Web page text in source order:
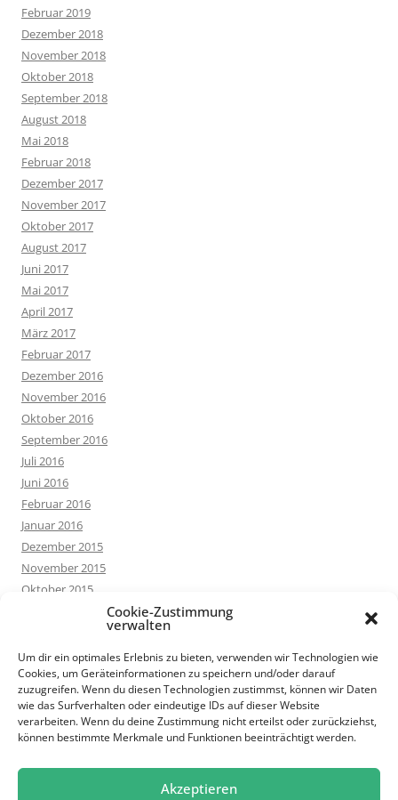
Cookie-Zustimmung
verwalten
Um dir ein optimales Erlebnis zu bieten, verwenden wir Technologien wie
Cookies, um Geräteinformationen zu speichern und/oder darauf
zuzugreifen. Wenn du diesen Technologien zustimmst, können wir Daten
wie das Surfverhalten oder eindeutige IDs auf dieser Website
verarbeiten. Wenn du deine Zustimmung nicht erteilst oder zurückziehst,
können bestimmte Merkmale und Funktionen beeinträchtigt werden.
Akzeptieren
Februar 2019
Dezember 2018
November 2018
Oktober 2018
September 2018
August 2018
Mai 2018
Februar 2018
Dezember 2017
November 2017
Oktober 2017
August 2017
Juni 2017
Mai 2017
April 2017
März 2017
Februar 2017
Dezember 2016
November 2016
Oktober 2016
September 2016
Juli 2016
Juni 2016
Februar 2016
Januar 2016
Dezember 2015
November 2015
Oktober 2015
Juli 2015
Juni 2015
Mai 2015
März 2015
Februar 2015